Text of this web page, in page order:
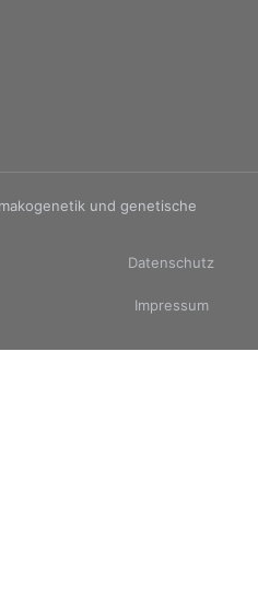
und genetische
Datenschutz
Impressum